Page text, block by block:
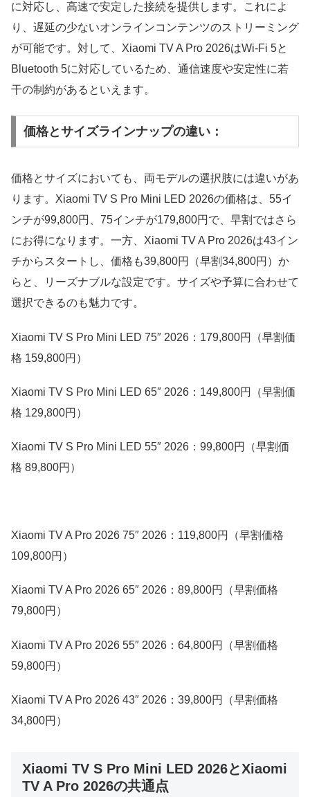
に対応し、高速で安定した接続を提供します。これによ
り、遅延の少ないオンラインコンテンツのストリーミング
が可能です。対して、Xiaomi TV A Pro 2026はWi-Fi 5と
Bluetooth 5に対応しているため、通信速度や安定性に若
干の制約があるといえます。
価格とサイズラインナップの違い：
価格とサイズにおいても、両モデルの選択肢には違いがあ
ります。Xiaomi TV S Pro Mini LED 2026の価格は、55イ
ンチが99,800円、75インチが179,800円で、早割ではさら
にお得になります。一方、Xiaomi TV A Pro 2026は43イン
チからスタートし、価格も39,800円（早割34,800円）か
らと、リーズナブルな設定です。サイズや予算に合わせて
選択できるのも魅力です。
Xiaomi TV S Pro Mini LED 75″ 2026：179,800円（早割価
格 159,800円）
Xiaomi TV S Pro Mini LED 65″ 2026：149,800円（早割価
格 129,800円）
Xiaomi TV S Pro Mini LED 55″ 2026：99,800円（早割価
格 89,800円）
Xiaomi TV A Pro 2026 75″ 2026：119,800円（早割価格
109,800円）
Xiaomi TV A Pro 2026 65″ 2026：89,800円（早割価格
79,800円）
Xiaomi TV A Pro 2026 55″ 2026：64,800円（早割価格
59,800円）
Xiaomi TV A Pro 2026 43″ 2026：39,800円（早割価格
34,800円）
Xiaomi TV S Pro Mini LED 2026とXiaomi
TV A Pro 2026の共通点